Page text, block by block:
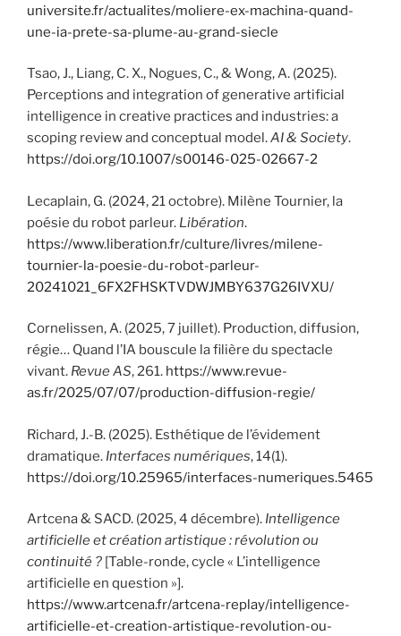
universite.fr/actualites/moliere-ex-machina-quand-
une-ia-prete-sa-plume-au-grand-siecle
Tsao, J., Liang, C. X., Nogues, C., & Wong, A. (2025).
Perceptions and integration of generative artificial
intelligence in creative practices and industries: a
scoping review and conceptual model.AI & Society.
https://doi.org/10.1007/s00146-025-02667-2
Lecaplain, G. (2024, 21 octobre). Milène Tournier, la
poésie du robot parleur. Libération.
https://www.liberation.fr/culture/livres/milene-
tournier-la-poesie-du-robot-parleur-
20241021_6FX2FHSKTVDWJMBY637G26IVXU/
Cornelissen, A. (2025, 7 juillet). Production, diffusion,
régie… Quand l’IA bouscule la filière du spectacle
vivant. Revue AS, 261. https://www.revue-
as.fr/2025/07/07/production-diffusion-regie/
Richard, J.-B. (2025). Esthétique de l’évidement
dramatique. Interfaces numériques, 14(1).
https://doi.org/10.25965/interfaces-numeriques.5465
Artcena & SACD. (2025, 4 décembre). Intelligence
artificielle et création artistique : révolution ou
continuité ? [Table-ronde, cycle « L’intelligence
artificielle en question »].
https://www.artcena.fr/artcena-replay/intelligence-
artificielle-et-creation-artistique-revolution-ou-